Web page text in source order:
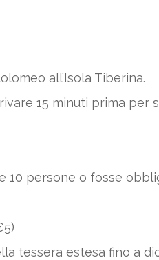
all’Isola Tiberina.
15 minuti prima
persone o fosse
tessera estesa fino a